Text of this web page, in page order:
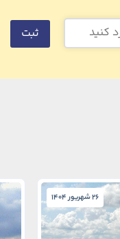
ثبت
26 شهریور 1404